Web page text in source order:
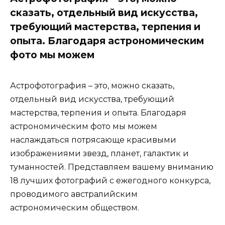
сказать, отдельный вид искусства,
требующий мастерства, терпения и
опыта. Благодаря астрономическим
фото мы можем
Астрофотография – это, можно сказать,
отдельный вид искусства, требующий
мастерства, терпения и опыта. Благодаря
астрономическим фото мы можем
наслаждаться потрясающе красивыми
изображениями звезд, планет, галактик и
туманностей. Представляем вашему вниманию
18 лучших фотографий с ежегодного конкурса,
проводимого австралийским
астрономическим обществом.